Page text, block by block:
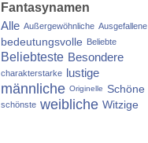
Fantasynamen
Alle Außergewöhnliche Ausgefallene
bedeutungsvolle Beliebte
Beliebteste Besondere
charakterstarke lustige
männliche Originelle Schöne
schönste weibliche Witzige